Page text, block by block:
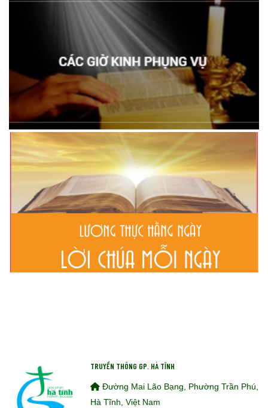
TRUYỀN THÔNG GP. HÀ TĨNH
Đường Mai Lão Bạng, Phường Trần Phú,
Hà Tĩnh, Việt Nam